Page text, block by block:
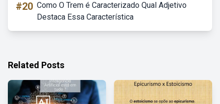
#20 Como O Trem é Caracterizado Qual Adjetivo
Destaca Essa Característica
Related Posts